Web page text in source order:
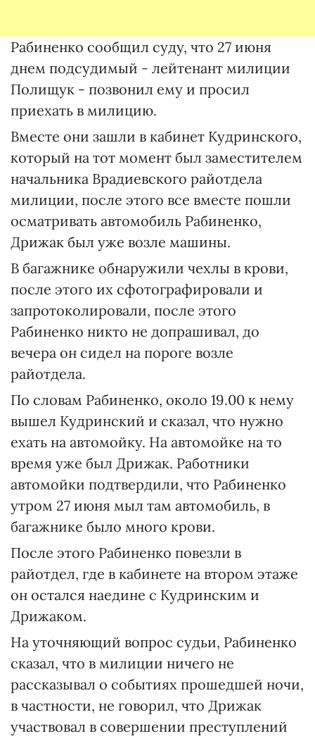
Рабиненко сообщил суду, что 27 июня
днем ​​подсудимый - лейтенант милиции
Полищук - позвонил ему и просил
приехать в милицию.
Вместе они зашли в кабинет Кудринского,
который на тот момент был заместителем
начальника Врадиевского райотдела
милиции, после этого все вместе пошли
осматривать автомобиль Рабиненко,
Дрижак был уже возле машины.
В багажнике обнаружили чехлы в крови,
после этого их сфотографировали и
запротоколировали, после этого
Рабиненко никто не допрашивал, до
вечера он сидел на пороге возле
райотдела.
По словам Рабиненко, около 19.00 к нему
вышел Кудринский и сказал, что нужно
ехать на автомойку. На автомойке на то
время уже был Дрижак. Работники
автомойки подтвердили, что Рабиненко
утром 27 июня мыл там автомобиль, в
багажнике было много крови.
После этого Рабиненко повезли в
райотдел, где в кабинете на втором этаже
он остался наедине с Кудринским и
Дрижаком.
На уточняющий вопрос судьи, Рабиненко
сказал, что в милиции ничего не
рассказывал о событиях прошедшей ночи,
в частности, не говорил, что Дрижак
участвовал в совершении преступлений